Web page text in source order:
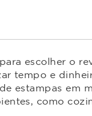
escolher o
tempo e
estampas em
como